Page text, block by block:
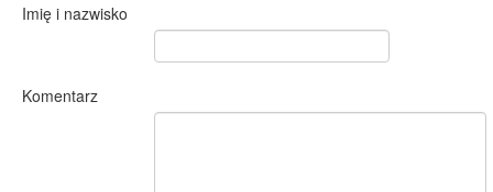
Imię i nazwisko
Komentarz